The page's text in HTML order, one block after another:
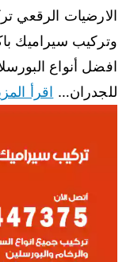
الارضيات الرقعي
وتركيب سيراميك
افضل أنواع
للجدران… اقرأ